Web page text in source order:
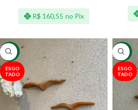
R$ 160,55 no Pix
-13%
ESGO
TADO
-17%
ESGO
TADO